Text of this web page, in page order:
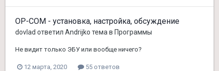
OP-COM - установка, настройка, обсуждение
dovlad ответил Andrijko тема в Программы
Не видит только ЭБУ или вообще ничего?
12 марта, 2020 55 ответов